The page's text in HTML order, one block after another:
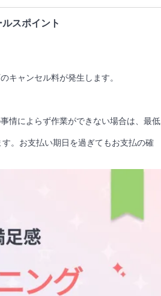
スポイント
キャンセル料が発生します。
情によらず作業ができない場合は、最低
。お支払い期日を過ぎてもお支払の確